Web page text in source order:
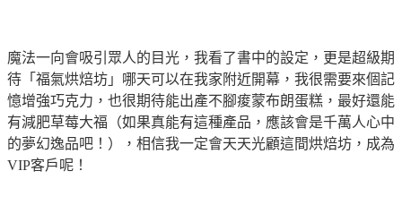
魔法一向會吸引眾人的目光，我看了書中的設定，更是超級期
待「福氣烘焙坊」哪天可以在我家附近開幕，我很需要來個記
憶增強巧克力，也很期待能出產不腳痠蒙布朗蛋糕，最好還能
有減肥草莓大福（如果真能有這種產品，應該會是千萬人心中
的夢幻逸品吧！ ），相信我一定會天天光顧這間烘焙坊，成為
VIP客戶呢！